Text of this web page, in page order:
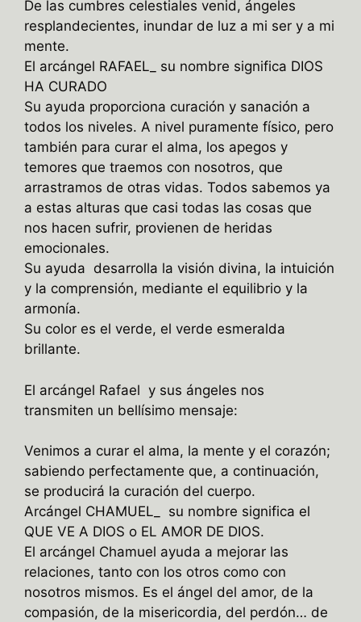
De las cumbres celestiales venid, ángeles
resplandecientes, inundar de luz a mi ser y a mi
mente.
El arcángel RAFAEL_ su nombre significa DIOS
HA CURADO
Su ayuda proporciona curación y sanación a
todos los niveles. A nivel puramente físico, pero
también para curar el alma, los apegos y
temores que traemos con nosotros, que
arrastramos de otras vidas. Todos sabemos ya
a estas alturas que casi todas las cosas que
nos hacen sufrir, provienen de heridas
emocionales.
Su ayuda desarrolla la visión divina, la intuición
y la comprensión, mediante el equilibrio y la
armonía.
Su color es el verde, el verde esmeralda
brillante.
El arcángel Rafael y sus ángeles nos
transmiten un bellísimo mensaje:
Venimos a curar el alma, la mente y el corazón;
sabiendo perfectamente que, a continuación,
se producirá la curación del cuerpo.
Arcángel CHAMUEL_ su nombre significa el
QUE VE A DIOS o EL AMOR DE DIOS.
El arcángel Chamuel ayuda a mejorar las
relaciones, tanto con los otros como con
nosotros mismos. Es el ángel del amor, de la
compasión, de la misericordia, del perdón… de